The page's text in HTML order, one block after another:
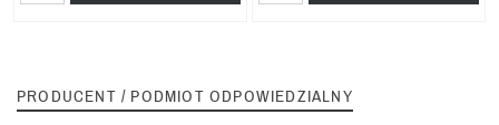
PRODUCENT / PODMIOT ODPOWIEDZIALNY